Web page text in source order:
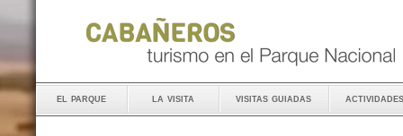
el parque la visita visitas guiadas actividades